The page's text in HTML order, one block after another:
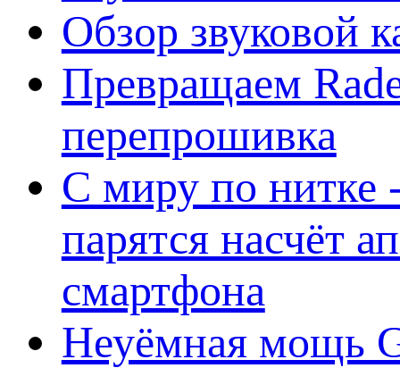
Обзор звуковой
Превращаем
перепрошивка
С миру по нитке
парятся насчёт
смартфона
Неуёмная мощь